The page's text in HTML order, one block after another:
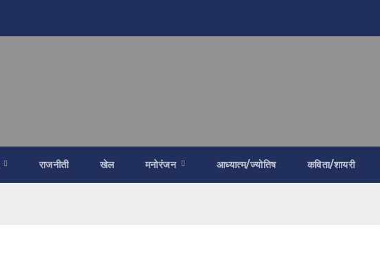
राजनीती खेल मनोरंजन आध्यात्म/ज्योतिष कविता/शायरी